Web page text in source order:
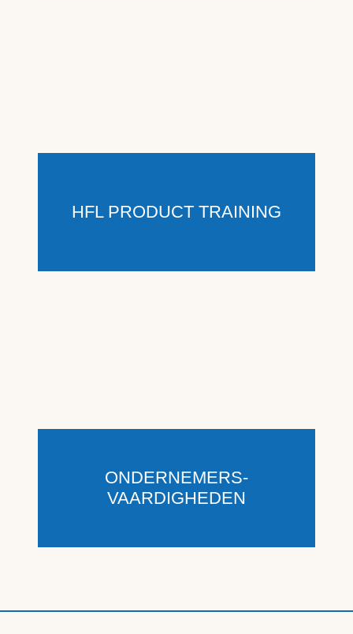
HFL PRODUCT TRAINING
ONDERNEMERS-
VAARDIGHEDEN